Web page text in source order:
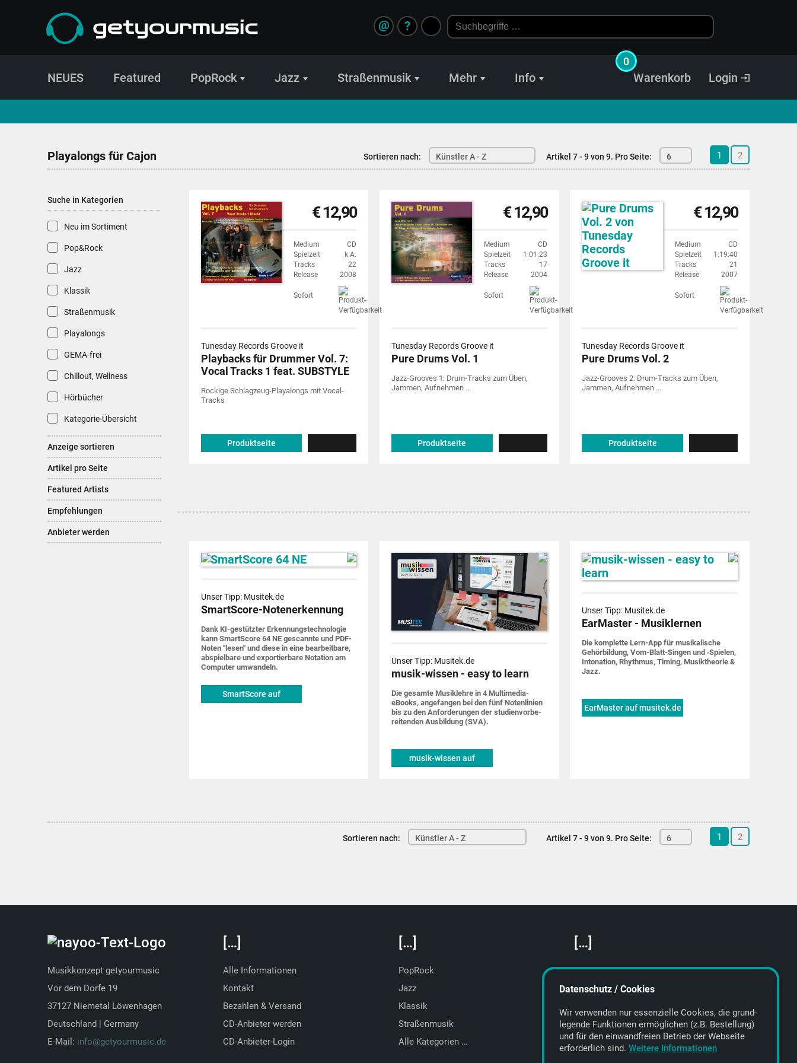
?
@
NEUES Featured PopRock Jazz Straßenmusik Mehr Info Login
Warenkorb
0
Playalongs für Cajon Sortieren nach: Künstler A - Z Artikel 7 - 9 von 9. Pro Seite: 6 1 2
Suche in Kategorien
Neu im Sortiment
Pop&Rock
Jazz
Klassik
Straßenmusik
Playalongs
GEMA-frei
Chillout, Wellness
Hörbücher
Kategorie-Übersicht
Anzeige sortieren
Artikel pro Seite
Featured Artists
Empfehlungen
Anbieter werden
€ 12,90
Medium
CD
Spielzeit
k.A.
Tracks
22
Release
2008
Sofort
Tunesday Records Groove it
Playbacks für Drummer Vol. 7:
Vocal Tracks 1 feat. SUBSTYLE
Rockige Schlagzeug-Playalongs mit Vocal-
Tracks
Produktseite
€ 12,90
Medium
CD
Spielzeit
1:01:23
Tracks
17
Release
2004
Sofort
Tunesday Records Groove it
Pure Drums Vol. 1
Jazz-Grooves 1: Drum-Tracks zum Üben,
Jammen, Aufnehmen ...
Produktseite
€ 12,90
Medium
CD
Spielzeit
1:19:40
Tracks
21
Release
2007
Sofort
Tunesday Records Groove it
Pure Drums Vol. 2
Jazz-Grooves 2: Drum-Tracks zum Üben,
Jammen, Aufnehmen ...
Produktseite
Unser Tipp: Musitek.de
SmartScore-Notenerkennung
Dank KI-gestützter Erkennungs­techno­logie
kann SmartScore 64 NE gescannte und PDF-
Noten "lesen" und diese in eine bearbeit­bare,
abspiel­bare und expor­tier­bare Notation am
Computer um­wandeln.
SmartScore auf
Unser Tipp: Musitek.de
musik-wissen - easy to learn
Die gesamte Musik­lehre in 4 Multimedia-
eBooks, ange­fangen bei den fünf Noten­linien
bis zu den Anforde­rungen der studien­vorbe­
rei­tenden Ausbildung (SVA).
musik-wissen auf
Unser Tipp: Musitek.de
EarMaster - Musiklernen
Die komplette Lern-App für musi­ka­lische
Gehör­bildung, Vom-Blatt-Singen und ‑Spielen,
Into­nation, Rhythmus, Timing, Musik­theorie &
Jazz.
EarMaster auf musitek.de
Sortieren nach: Künstler A - Z Artikel 7 - 9 von 9. Pro Seite: 6 1 2
Musikkonzept getyourmusic
Vor dem Dorfe 19
37127 Niemetal Löwenhagen
Deutschland | Germany
E-Mail: info@getyourmusic.de
[…]
Alle Informationen
Kontakt
Bezahlen & Versand
CD-Anbieter werden
CD-Anbieter-Login
[…]
PopRock
Jazz
Klassik
Straßenmusik
Alle Kategorien …
[…]
Featured Artists
About getyourmusic
Datenschutz / Cookies
Wir verwenden nur essenzielle Cookies, die grund­
legende Funktionen ermöglichen (z.B. Bestellung)
und für den einwand­freien Betrieb der Webseite
erforderlich sind. Weitere Informationen